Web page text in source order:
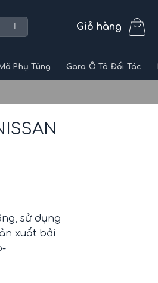
Giỏ hàng
Phụ Tùng Gara Ô Tô Đối Tác
sử dụng
xuất bởi